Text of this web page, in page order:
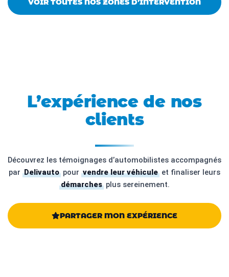
VOIR TOUTES NOS ZONES D’INTERVENTION
L’expérience de nos
clients
Découvrez les témoignages d’automobilistes accompagnés
par Delivauto pour vendre leur véhicule et finaliser leurs
démarches plus sereinement.
PARTAGER MON EXPÉRIENCE